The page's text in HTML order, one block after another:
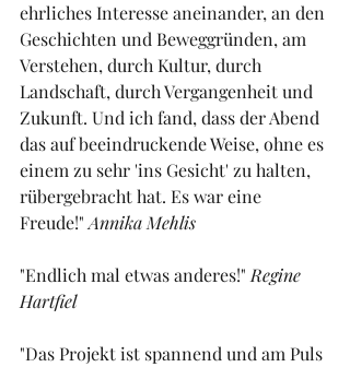
ehrliches Interesse aneinander, an den
Geschichten und Beweggründen, am
Verstehen, durch Kultur, durch
Landschaft, durch Vergangenheit und
Zukunft. Und ich fand, dass der Abend
das auf beeindruckende Weise, ohne es
einem zu sehr 'ins Gesicht' zu halten,
rübergebracht hat. Es war eine
Freude!" Annika Mehlis
"Endlich mal etwas anderes!" Regine
Hartfiel
"Das Projekt ist spannend und am Puls